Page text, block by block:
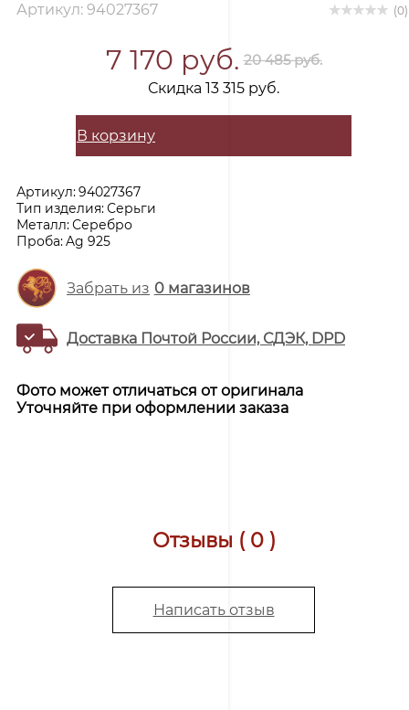
Артикул: 94027367 (0)
7 170 руб. 20 485 руб.
Скидка 13 315 руб.
В корзину
Артикул:94027367
Тип изделия:Серьги
Металл:Серебро
Проба:Ag 925
Забрать из 0магазинов
Доставка Почтой России, СДЭК, DPD
Фото может отличаться от оригинала
Уточняйте при оформлении заказа
Отзывы ( 0 )
Написать отзыв